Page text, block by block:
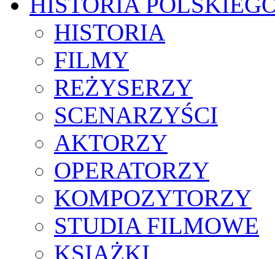
HISTORIA
FILMY
REŻYSERZY
SCENARZYŚCI
AKTORZY
OPERATORZY
KOMPOZYTORZY
STUDIA FILMOWE
KSIĄŻKI